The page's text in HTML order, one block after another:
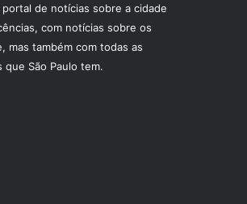
portal de notícias sobre a cidade
com notícias sobre os
mas também com todas as
São Paulo tem.